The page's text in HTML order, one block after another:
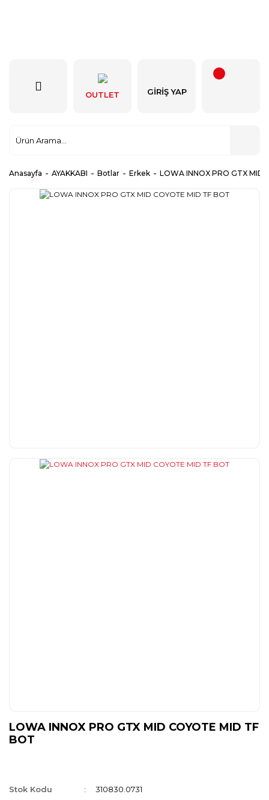
OUTLET GIRIŞ YAP
Anasayfa AYAKKABI Botlar Erkek LOWA INNOX PRO GTX MID
LOWA INNOX PRO GTX MID COYOTE MID TF
BOT
Stok Kodu
310830.0731